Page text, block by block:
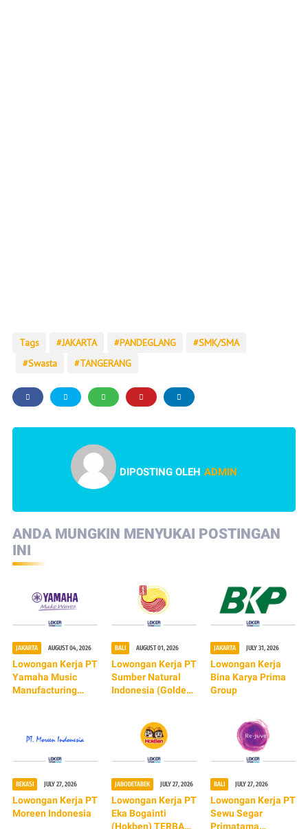
Tags JAKARTA PANDEGLANG
SMK/SMA
Swasta
TANGERANG
DIPOSTING OLEH ADMIN
ANDA MUNGKIN MENYUKAI POSTINGAN
INI
JAKARTA AUGUST 04, 2026
Lowongan Kerja PT
Yamaha Music
Manufacturing
BALI AUGUST 01, 2026
Lowongan Kerja PT
Sumber Natural
Indonesia (Golden
JAKARTA JULY 31, 2026
Lowongan Kerja
Bina Karya Prima
Group
BEKASI JULY 27, 2026
Lowongan Kerja PT
Moreen Indonesia
JABODETABEK JULY 27, 2026
Lowongan Kerja PT
Eka Bogainti
(Hokben) TERBARU
BALI JULY 27, 2026
Lowongan Kerja PT
Sewu Segar
Primatama